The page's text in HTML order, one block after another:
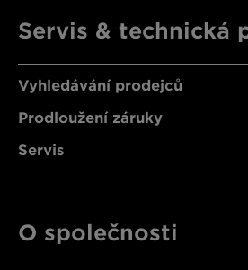
Servis & technická
Vyhledávání prodejců
Prodloužení záruky
Servis
O společnosti